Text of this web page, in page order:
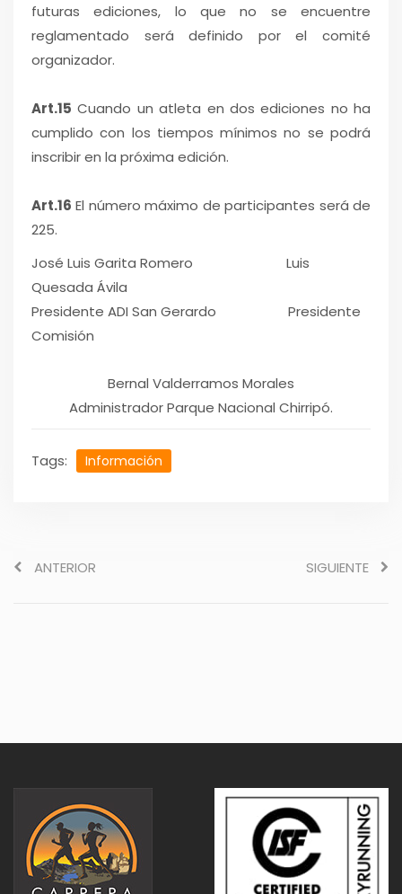
futuras ediciones, lo que no se encuentre
reglamentado será definido por el comité
organizador.
Art.15 Cuando un atleta en dos ediciones no ha
cumplido con los tiempos mínimos no se podrá
inscribir en la próxima edición.
Art.16 El número máximo de participantes será de
225.
José Luis Garita Romero Luis
Quesada Ávila
Presidente ADI San Gerardo Presidente
Comisión
Bernal Valderramos Morales
Administrador Parque Nacional Chirripó.
Tags: Información
ANTERIOR SIGUIENTE